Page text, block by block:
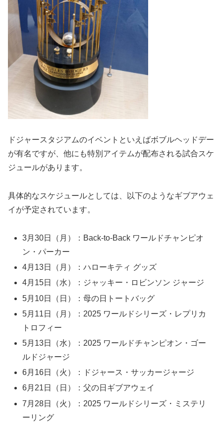
ドジャースタジアムのイベントといえばボブルヘッドデー
が有名ですが、他にも特別アイテムが配布される試合スケ
ジュールがあります。
具体的なスケジュールとしては、以下のようなギブアウェ
イが予定されています。
3月30日（月）：Back-to-Back ワールドチャンピオ
ン・パーカー
4月13日（月）：ハローキティ グッズ
4月15日（水）：ジャッキー・ロビンソン ジャージ
5月10日（日）：母の日トートバッグ
5月11日（月）：2025 ワールドシリーズ・レプリカ
トロフィー
5月13日（水）：2025 ワールドチャンピオン・ゴー
ルドジャージ
6月16日（火）：ドジャース・サッカージャージ
6月21日（日）：父の日ギブアウェイ
7月28日（火）：2025 ワールドシリーズ・ミステリ
ーリング